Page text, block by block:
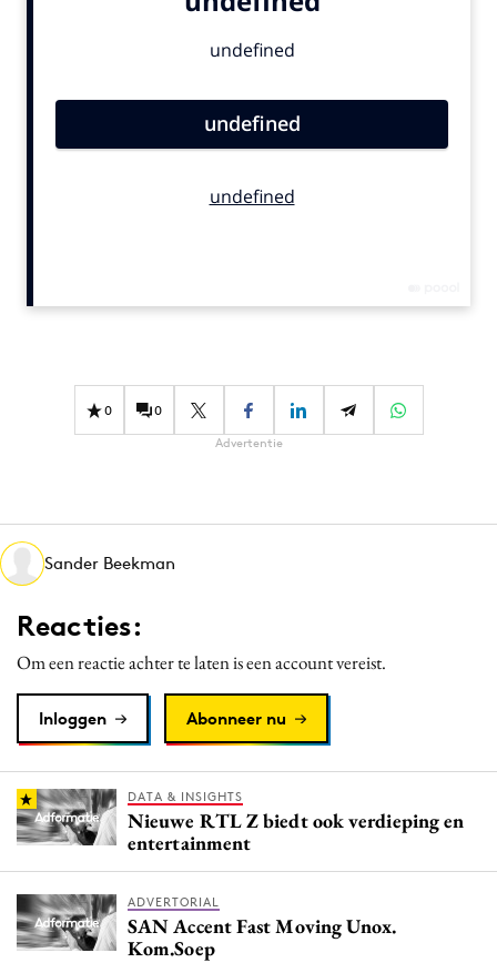
Gedragsverandering
Influencer marketing
Media
Merkstrategie
PR
Programmatic
Purpose Marketing
0 0
Advertentie
Sander Beekman
Reacties:
Om een reactie achter te laten is een account vereist.
Inloggen Abonneer nu
DATA & INSIGHTS
Nieuwe RTL Z biedt ook verdieping en
entertainment
ADVERTORIAL
SAN Accent Fast Moving Unox.
Kom.Soep